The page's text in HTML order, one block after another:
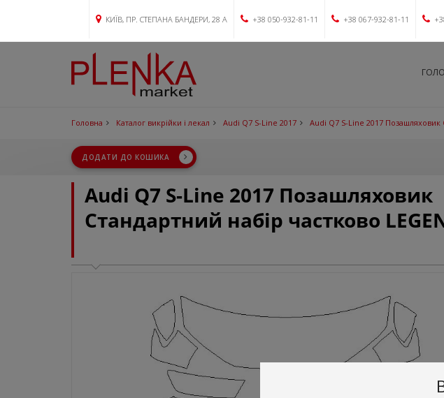
КИЇВ, ПР. СТЕПАНА БАНДЕРИ, 28 А +38 050-932-81-11 +38 067-932-81-11
Головна Каталог викрійки і лекал Audi Q7 S-Line 2017 Audi Q7 S-Line 2017 Позашляховик
ДОДАТИ ДО КОШИКА
Audi Q7 S-Line 2017 Позашляховик
Стандартний набір частково